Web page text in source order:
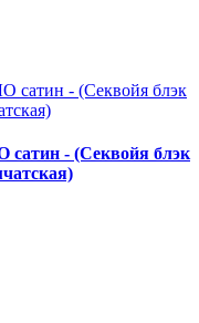
- (Секвойя блэк